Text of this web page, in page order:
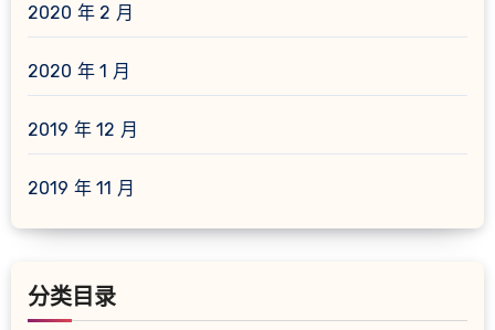
2020 年 2 月
2020 年 1 月
2019 年 12 月
2019 年 11 月
分类目录